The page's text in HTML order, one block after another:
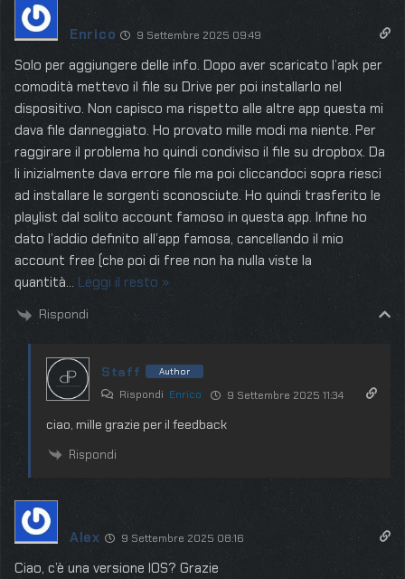
Enrico 9 Settembre 2025 09:49
Solo per aggiungere delle info. Dopo aver scaricato l’apk per
comodità mettevo il file su Drive per poi installarlo nel
dispositivo. Non capisco ma rispetto alle altre app questa mi
dava file danneggiato. Ho provato mille modi ma niente. Per
raggirare il problema ho quindi condiviso il file su dropbox. Da
li inizialmente dava errore file ma poi cliccandoci sopra riesci
ad installare le sorgenti sconosciute. Ho quindi trasferito le
playlist dal solito account famoso in questa app. Infine ho
dato l’addio definito all’app famosa, cancellando il mio
account free (che poi di free non ha nulla viste la
quantità… Leggi il resto »
Rispondi
Staff Author
Rispondi Enrico 9 Settembre 2025 11:34
ciao, mille grazie per il feedback
Rispondi
Alex 9 Settembre 2025 08:16
Ciao, c’è una versione IOS? Grazie